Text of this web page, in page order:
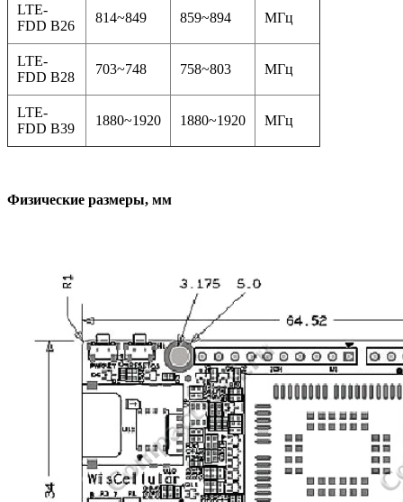
LTE-
FDD B26
814~849 859~894 МГц
LTE-
FDD B28
703~748 758~803 МГц
LTE-
FDD B39
1880~1920 1880~1920 МГц
Физические размеры, мм